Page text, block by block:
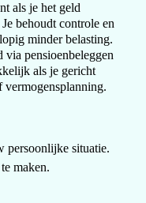
als je het geld
behoudt controle en
minder belasting.
via pensioenbeleggen
als je gericht
vermogensplanning.
persoonlijke situatie.
maken.